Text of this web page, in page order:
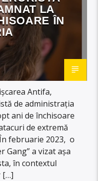
LA
ÎN
Antifa,
de administrația
ani de închisoare
de extremă
februarie 2023, o
Gang” a vizat așa
în contextul
[…]